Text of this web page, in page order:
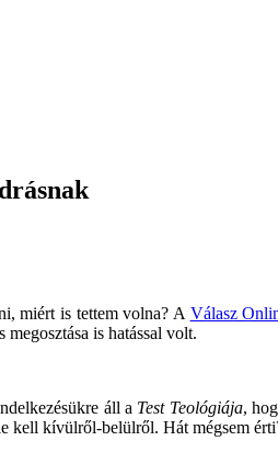
miért is tettem volna? A Válasz
is hatással volt.
áll a Test Teológiája,
kívülről-belülről. Hát mégsem